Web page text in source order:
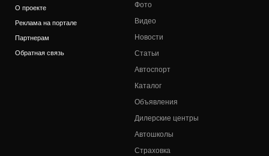
О проекте
Реклама на портале
Партнерам
Обратная связь
Фото
Видео
Новости
Статьи
Автоспорт
Каталог
Объявления
Дилерские центры
Автошколы
Страховка